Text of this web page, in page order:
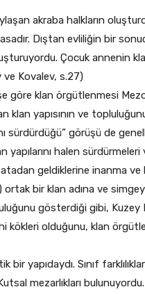
akraba halkların
Dıştan evliliğin bir
Çocuk annenin
ve Kovalev, s.27)
göre klan örgütlenmesi
klan yapısının ve
sürdürdüğü” görüşü de
yapılarını halen
geldiklerine inanma
ortak bir klan adına ve
gösterdiği gibi, Kuzey
kökleri olduğunu, klan
yapıdaydı. Sınıf
mezarlıkları